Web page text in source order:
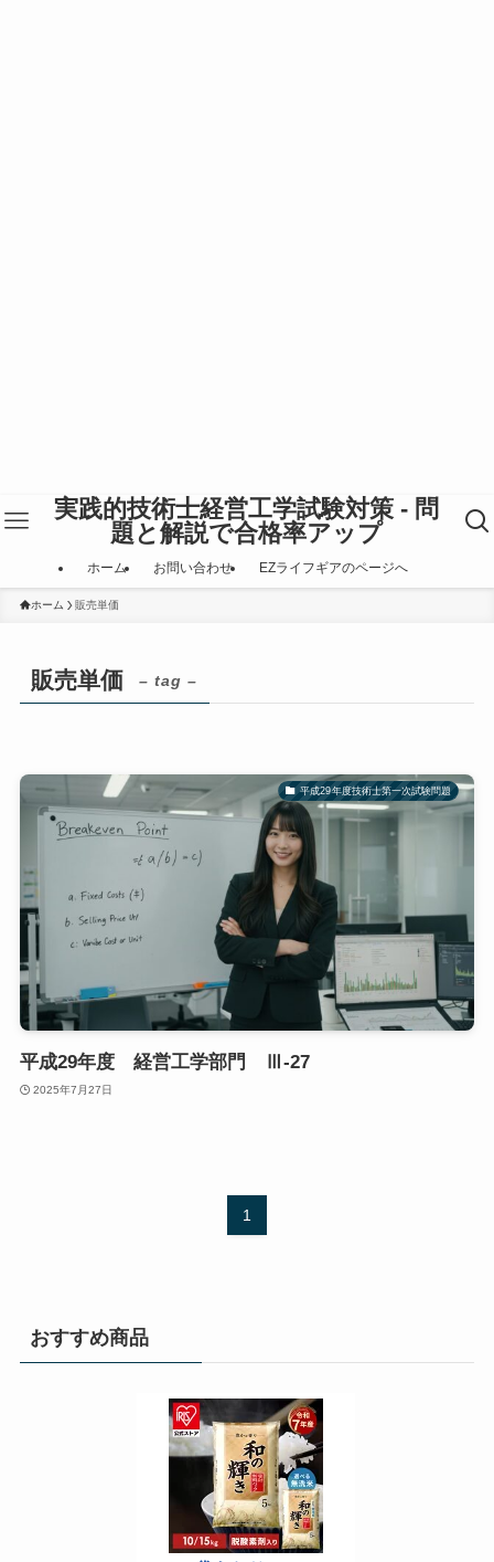
実践的技術士経営工学試験対策 - 問
題と解説で合格率アップ
ホーム お問い合わせ EZライフギアのページへ
ホーム 販売単価
販売単価 – tag –
平成29年度技術士第一次試験問題
平成29年度 経営工学部門 Ⅲ-27
2025年7月27日
1
おすすめ商品